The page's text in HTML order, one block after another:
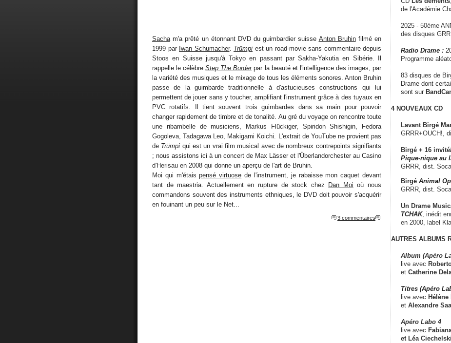
Sacha m'a prêté un étonnant DVD du guimbardier suisse Anton Bruhinfilmé en
1999 par Iwan Schumacher. Trümpi est un road-movie sans commentaire depuis
Stoos en Suisse jusqu'à Tokyo en passant par Sakha-Yakutia en Sibérie. Il
rappelle le célèbreStep The Borderpar la beauté et l'intelligence des images, par
la variété des musiques et le mixage de tous les éléments sonores. Anton Bruhin
passe de la guimbarde traditionnelle à d'astucieuses constructions qui lui
permettent de jouer sans y toucher, amplifiant l'instrument grâce à des tuyaux en
PVC rotatifs. Il tient souvent trois guimbardes dans sa main pour pouvoir
changer rapidement de timbre et de tonalité. Au gré du voyage on rencontre toute
une ribambelle de musiciens, Markus Flückiger, Spiridon Shishigin, Fedora
Gogoleva, Tadagawa Leo, Makigami Koichi. L'extrait de YouTube ne provient pas
de Trümpi qui est un vrai film musical avec de nombreux contrepoints signifiants
; nous assistons ici à un concert de Max Lässer et l'Überlandorchester au Casino
d'Herisau en 2008 qui donne un aperçu de l'art de Bruhin.
Moi qui m'étaispensé virtuose de l'instrument, je rabaisse mon caquet devant
tant de maestria. Actuellement en rupture de stock chez
Dan Moi où nous
commandons souvent des instruments ethniques, le DVD doit pouvoir s'acquérir
en fouinant un peu sur le Net...
3 commentaires
de l'Académie
2025 - 50ème
des disques
Radio Drame :
Programme
83 disques de
Drame dont
sont sur
4 NOUVEAUX CD
Lavant Birgé
GRRR+OUCH!,
Birgé + 16
Pique-nique au
GRRR, dist.
Birgé Animal
GRRR, dist.
Un Drame
TCHAK, inédit
en 2000, label
AUTRES ALBUMS
Album (Apéro
live avec
et Catherine
Titres (Apéro
live avec Hélène
et Alexandre
Apéro Labo 4
live avec
et Léa Ciechelski